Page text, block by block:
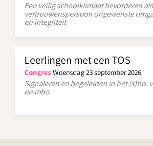
Een veilig schoolklimaat bevorderen als
vertrouwenspersoon ongewenste
en integriteit
Leerlingen met een TOS
Congres Woensdag 23 september 2026
Signaleren en begeleiden in het (s)bo,
en mbo